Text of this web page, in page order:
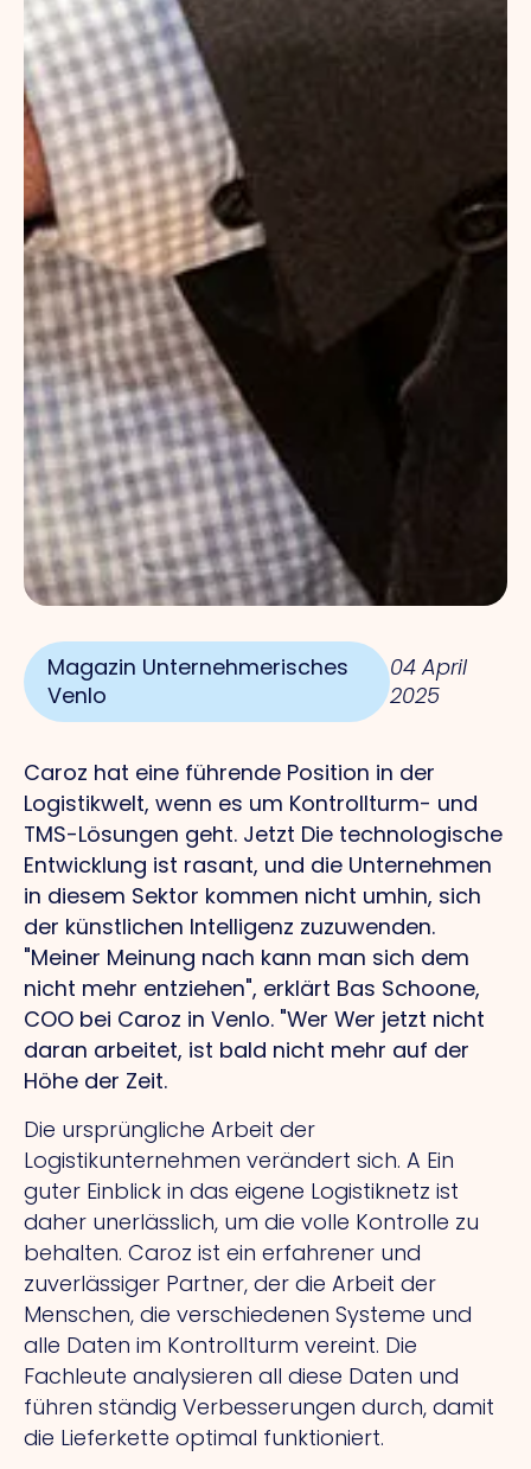
Magazin Unternehmerisches
Venlo
04 April
2025
Caroz hat eine führende Position in der
Logistikwelt, wenn es um Kontrollturm- und
TMS-Lösungen geht. Jetzt Die technologische
Entwicklung ist rasant, und die Unternehmen
in diesem Sektor kommen nicht umhin, sich
der künstlichen Intelligenz zuzuwenden.
"Meiner Meinung nach kann man sich dem
nicht mehr entziehen", erklärt Bas Schoone,
COO bei Caroz in Venlo. "Wer Wer jetzt nicht
daran arbeitet, ist bald nicht mehr auf der
Höhe der Zeit.
Die ursprüngliche Arbeit der
Logistikunternehmen verändert sich. A Ein
guter Einblick in das eigene Logistiknetz ist
daher unerlässlich, um die volle Kontrolle zu
behalten. Caroz ist ein erfahrener und
zuverlässiger Partner, der die Arbeit der
Menschen, die verschiedenen Systeme und
alle Daten im Kontrollturm vereint. Die
Fachleute analysieren all diese Daten und
führen ständig Verbesserungen durch, damit
die Lieferkette optimal funktioniert.